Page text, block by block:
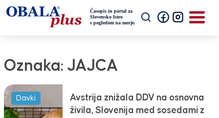
Oznaka: JAJCA
Davki
Avstrija znižala DDV na osnovna
živila, Slovenija med sosedami z